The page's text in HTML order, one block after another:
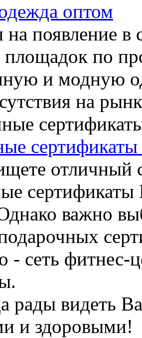
оптом
появление в
площадок по
и модную
на
отличный
важно
- сеть фитнес-
рады видеть
и здоровыми!